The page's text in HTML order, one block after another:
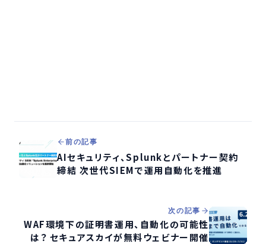
前の記事
AIセキュリティ、Splunkとパートナー契約
締結 次世代SIEMで運用自動化を推進
次の記事
WAF環境下の証明書運用、自動化の可能性
は？ セキュアスカイが無料ウェビナー開催